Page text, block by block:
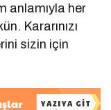
anlamıyla her
Kararınızı
sizin için